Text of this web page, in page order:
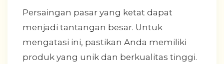
Persaingan pasar yang ketat dapat
menjadi tantangan besar. Untuk
mengatasi ini, pastikan Anda memiliki
produk yang unik dan berkualitas tinggi.